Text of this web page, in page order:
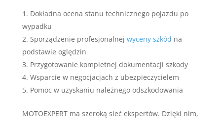
Dokładna ocena stanu technicznego pojazdu po
wypadku
Sporządzenie profesjonalnej wyceny szkód na
podstawie oględzin
Przygotowanie kompletnej dokumentacji szkody
Wsparcie w negocjacjach z ubezpieczycielem
Pomoc w uzyskaniu należnego odszkodowania
MOTOEXPERT ma szeroką sieć ekspertów. Dzięki nim,